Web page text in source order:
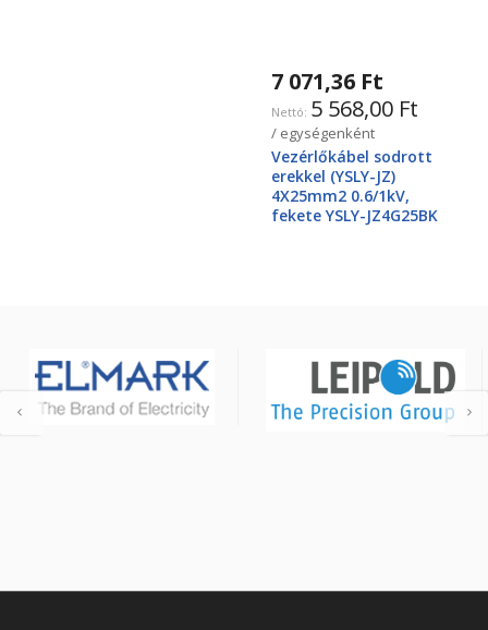
7 071,36 Ft
5 568,00 Ft
/ egységenként
Vezérlőkábel sodrott
erekkel (YSLY-JZ)
4X25mm2 0.6/1kV,
fekete YSLY-JZ4G25BK